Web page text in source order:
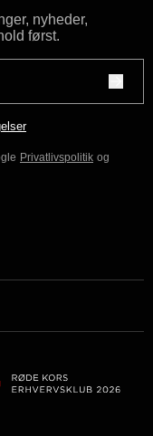
nyheder,
først.
Privatlivspolitik og